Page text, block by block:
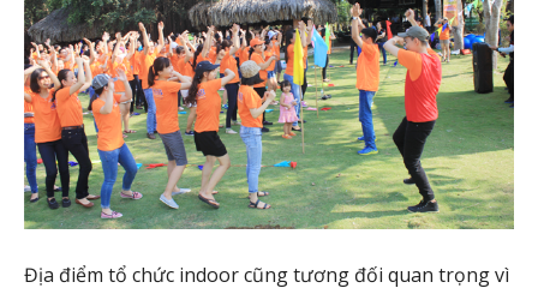
Địa điểm tổ chức indoor cũng tương đối quan trọng vì